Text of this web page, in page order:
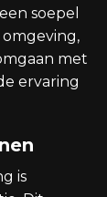
soepel
met
ervaring
is